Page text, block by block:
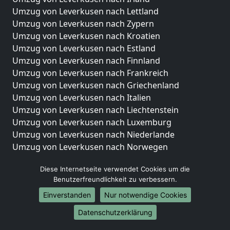
Umzug von Leverkusen nach Lettland
Umzug von Leverkusen nach Zypern
Umzug von Leverkusen nach Kroatien
Umzug von Leverkusen nach Estland
Umzug von Leverkusen nach Finnland
Umzug von Leverkusen nach Frankreich
Umzug von Leverkusen nach Griechenland
Umzug von Leverkusen nach Italien
Umzug von Leverkusen nach Liechtenstein
Umzug von Leverkusen nach Luxemburg
Umzug von Leverkusen nach Niederlande
Umzug von Leverkusen nach Norwegen
Umzüge-Deutschlandweit
Umzug von Leverkusen nach Berlin
Umzug von Leverkusen nach Hamburg
Umzug von Leverkusen nach München
Umzug von Leverkusen nach Köln
Diese Internetseite verwendet Cookies um die
Benutzerfreundlichkeit zu verbessern.
Einverstanden
Nur notwendige Cookies
Datenschutzerklärung